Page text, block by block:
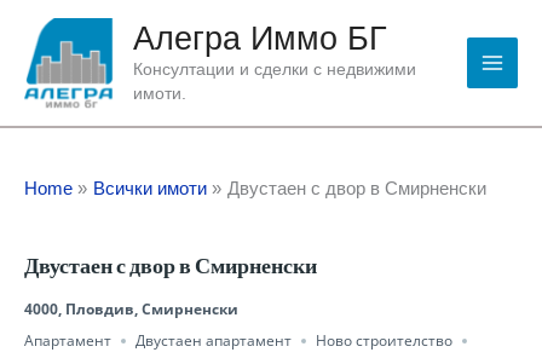
content
Алегра Иммо БГ
Консултации и сделки с недвижими
имоти.
Home Всички имоти Двустаен с двор в Смирненски
Двустаен с двор в Смирненски
4000, Пловдив, Смирненски
Апартамент
Двустаен апартамент
Ново строителство